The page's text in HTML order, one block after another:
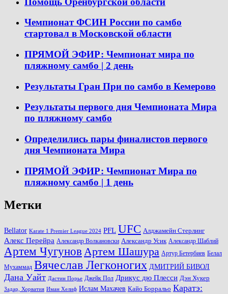
Чемпионат ФСИН России по самбо
стартовал в Московской области
ПРЯМОЙ ЭФИР: Чемпионат мира по
пляжному самбо | 2 день
Результаты Гран При по самбо в Кемерово
Результаты первого дня Чемпионата Мира
по пляжному самбо
Определились пары финалистов первого
дня Чемпионата Мира
ПРЯМОЙ ЭФИР: Чемпионат Мира по
пляжному самбо | 1 день
Метки
Bellator Karate 1 Premier League 2024 PFL UFC Алджамейн Стерлинг
Алекс Перейра Александр Волкановски Александр Усик Александр Шаблий
Артем Чугунов Артем Шашура Артур Бетербиев Белал
Мухаммад Вячеслав Легконогих ДМИТРИЙ БИВОЛ
Дана Уайт Дастин Порье Джейк Пол Дрикус дю Плесси Дэн Хукер
Задар, Хорватия Иман Хелиф Ислам Махачев Кайо Борральо Каратэ: